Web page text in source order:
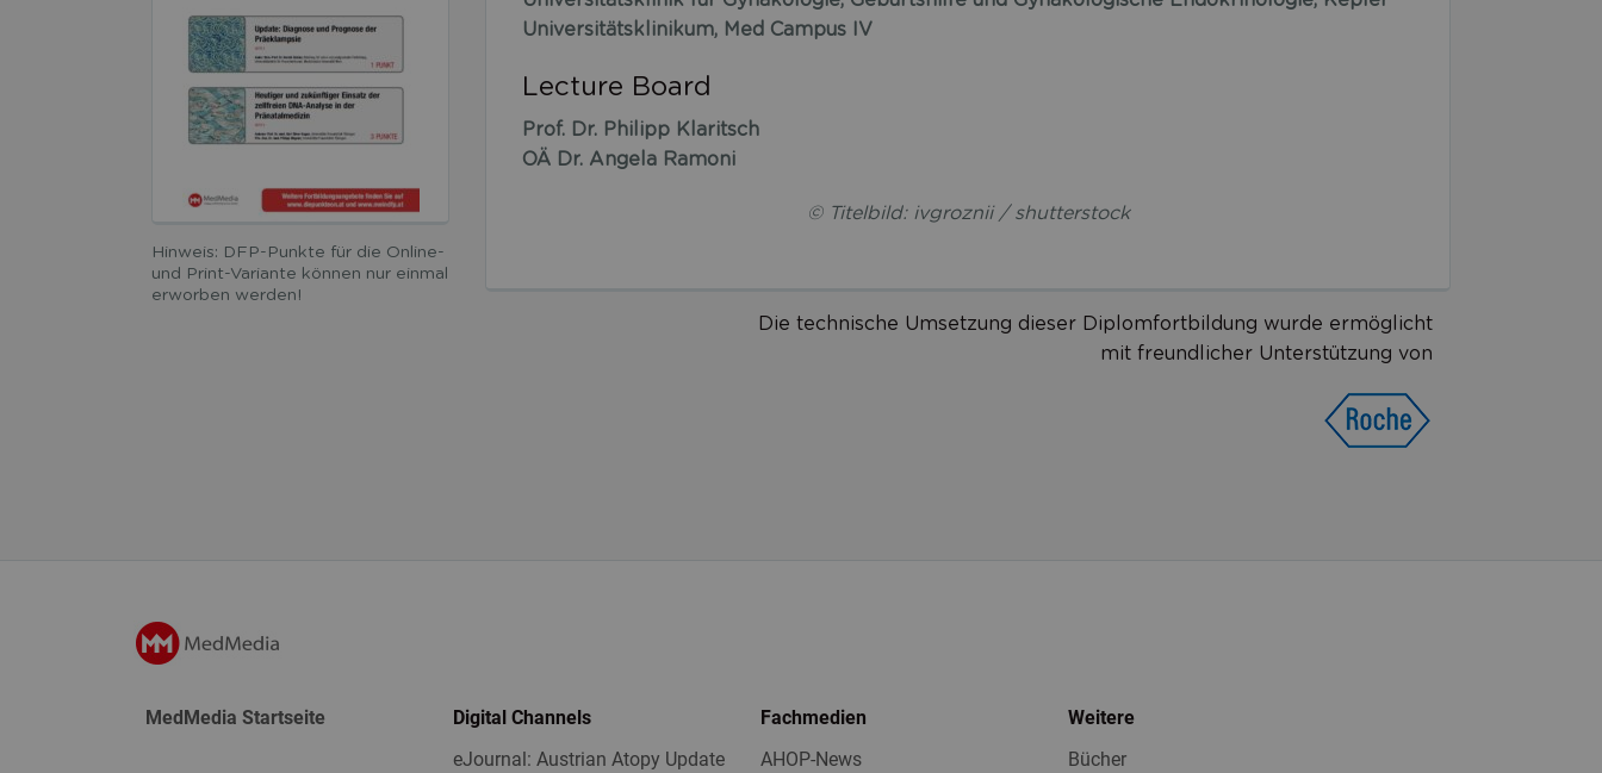
Hinweis: DFP-Punkte für die Online-
und Print-Variante können nur einmal
erworben werden!
Universitätsklinikum, Med Campus IV
Lecture Board
Prof. Dr. Philipp Klaritsch
OÄ Dr. Angela Ramoni
© Titelbild: ivgroznii / shutterstock
Die technische Umsetzung dieser Diplomfortbildung wurde ermöglicht
mit freundlicher Unterstützung von
MedMedia Startseite
Digital Channels
eJournal: Austrian Atopy Update
Fachmedien
AHOP-News
Weitere
Bücher